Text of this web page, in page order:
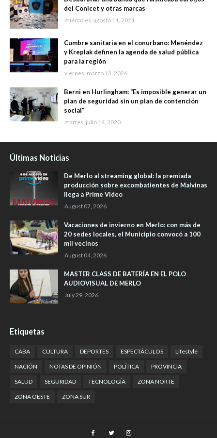
del Conicet y otras marcas
miércoles, agosto 11, 2021
Cumbre sanitaria en el conurbano: Menéndez
y Kreplak definen la agenda de salud pública
para la región
viernes, marzo 13, 2026
Berni en Hurlingham: “Es imposible generar un
plan de seguridad sin un plan de contención
social”
martes, julio 14, 2020
Últimas Noticias
De Merlo al streaming global: la premiada
producción sobre excombatientes de Malvinas
llega a Prime Video
August 07, 2026
Vacaciones de invierno en Merlo: con más de
20 sedes locales, el Municipio convocó a 100
mil vecinos
August 04, 2026
MASTER CLASS DE BATERÍA EN EL POLO
AUDIOVISUAL DE MERLO
July 29, 2026
Etiquetas
CABA CULTURA DEPORTES ESPECTÁCULOS Lifestyle
NACIÓN NOTAS DE OPINIÓN POLÍTICA PROVINCIA
SALUD SEGURIDAD TECNOLOGÍA ZONA NORTE
ZONA OESTE ZONA SUR